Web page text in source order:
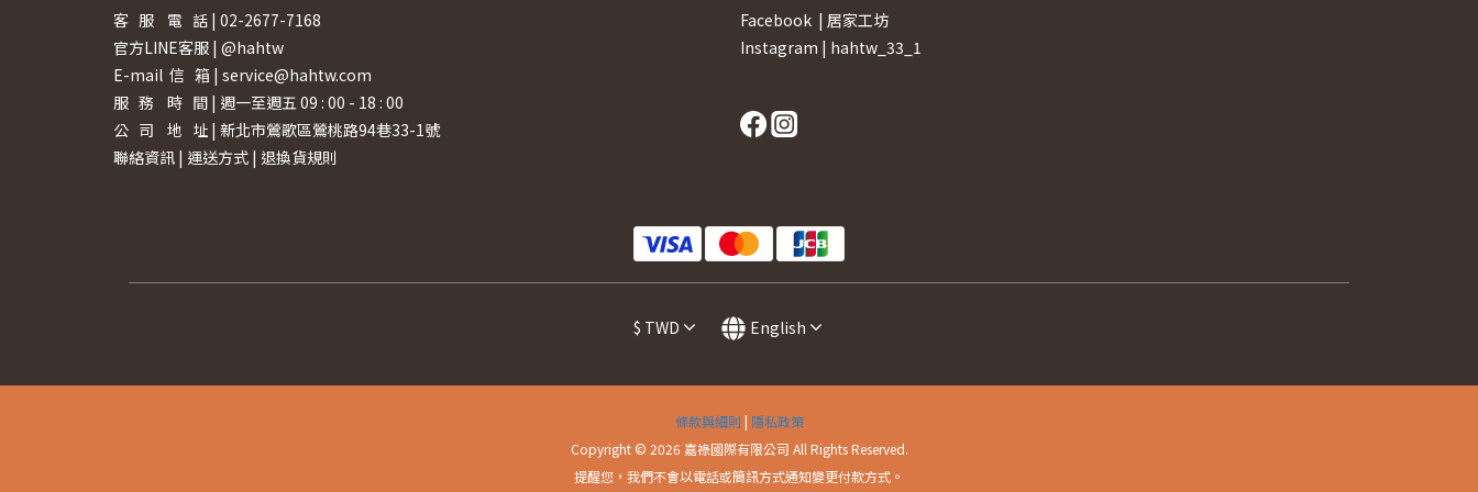
客 服 電 話 | 02-2677-7168
官方LINE客服 | @hahtw
E-mail 信 箱 | service@hahtw.com
服 務 時 間 | 週一至週五 09 : 00 - 18 : 00
公 司 地 址 | 新北市鶯歌區鶯桃路94巷33-1號
聯絡資訊 | 運送方式 | 退換貨規則
Facebook | 居家工坊
Instagram | hahtw_33_1
$ TWD English
條款與細則 | 隱私政策
Copyright © 2026 嘉祿國際有限公司 All Rights Reserved.
提醒您，我們不會以電話或簡訊方式通知變更付款方式。